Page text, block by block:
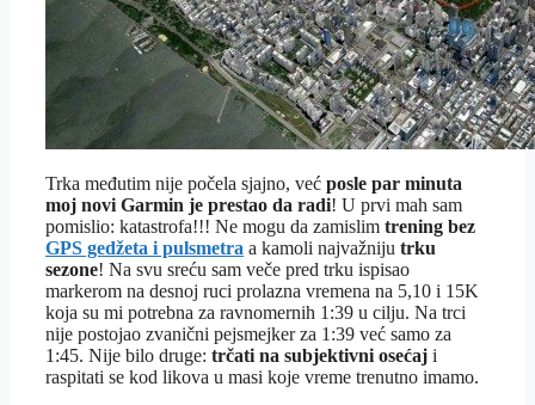
Trka međutim nije počela sjajno, već posle par minuta
moj novi Garmin je prestao da radi! U prvi mah sam
pomislio: katastrofa!!! Ne mogu da zamislim trening bez
GPS gedžeta i pulsmetra a kamoli najvažniju trku
sezone! Na svu sreću sam veče pred trku ispisao
markerom na desnoj ruci prolazna vremena na 5,10 i 15K
koja su mi potrebna za ravnomernih 1:39 u cilju. Na trci
nije postojao zvanični pejsmejker za 1:39 već samo za
1:45. Nije bilo druge: trčati na subjektivni osećaj i
raspitati se kod likova u masi koje vreme trenutno imamo.